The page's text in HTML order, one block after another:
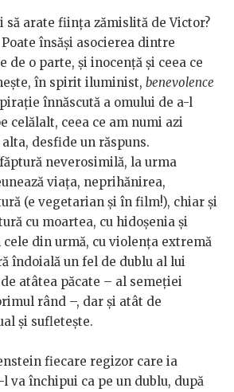
să arate ființa zămislită de Victor?
însăși asocierea dintre
de o parte, și inocență și ceea ce
în spirit iluminist, benevolence
înnăscută a omului de a-l
celălalt, ceea ce am numi azi
desfide un răspuns.
neverosimilă, la urma
viața, neprihănirea,
(e vegetarian și în film!), chiar și
cu moartea, cu hidoșenia și
din urmă, cu violența extremă
îndoială un fel de dublu al lui
atâtea păcate – al semeției
rând –, dar și atât de
și sufletește.
fiecare regizor care ia
va închipui ca pe un dublu, după